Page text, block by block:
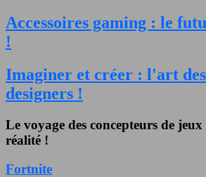
Accessoires gaming : le
!
Imaginer et créer : l'art
designers !
Le voyage des concepteurs de
réalité !
Fortnite